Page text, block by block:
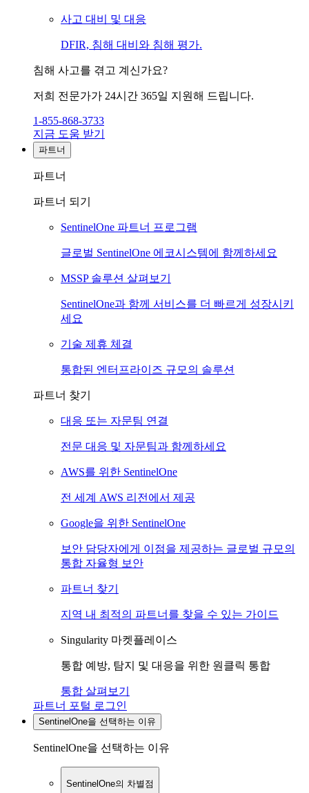
사고 대비 및 대응
DFIR, 침해 대비와 침해 평가.
침해 사고를 겪고 계신가요?
저희 전문가가 24시간 365일 지원해 드립니다.
1-855-868-3733
지금 도움 받기
파트너
파트너
파트너 되기
SentinelOne 파트너 프로그램
글로벌 SentinelOne 에코시스템에 함께하세요
MSSP 솔루션 살펴보기
SentinelOne과 함께 서비스를 더 빠르게 성장시키
세요
기술 제휴 체결
통합된 엔터프라이즈 규모의 솔루션
파트너 찾기
대응 또는 자문팀 연결
전문 대응 및 자문팀과 함께하세요
AWS를 위한 SentinelOne
전 세계 AWS 리전에서 제공
Google을 위한 SentinelOne
보안 담당자에게 이점을 제공하는 글로벌 규모의
통합 자율형 보안
파트너 찾기
지역 내 최적의 파트너를 찾을 수 있는 가이드
Singularity 마켓플레이스
통합 예방, 탐지 및 대응을 위한 원클릭 통합
통합 살펴보기
파트너 포털 로그인
SentinelOne을 선택하는 이유
SentinelOne을 선택하는 이유
SentinelOne의 차별점